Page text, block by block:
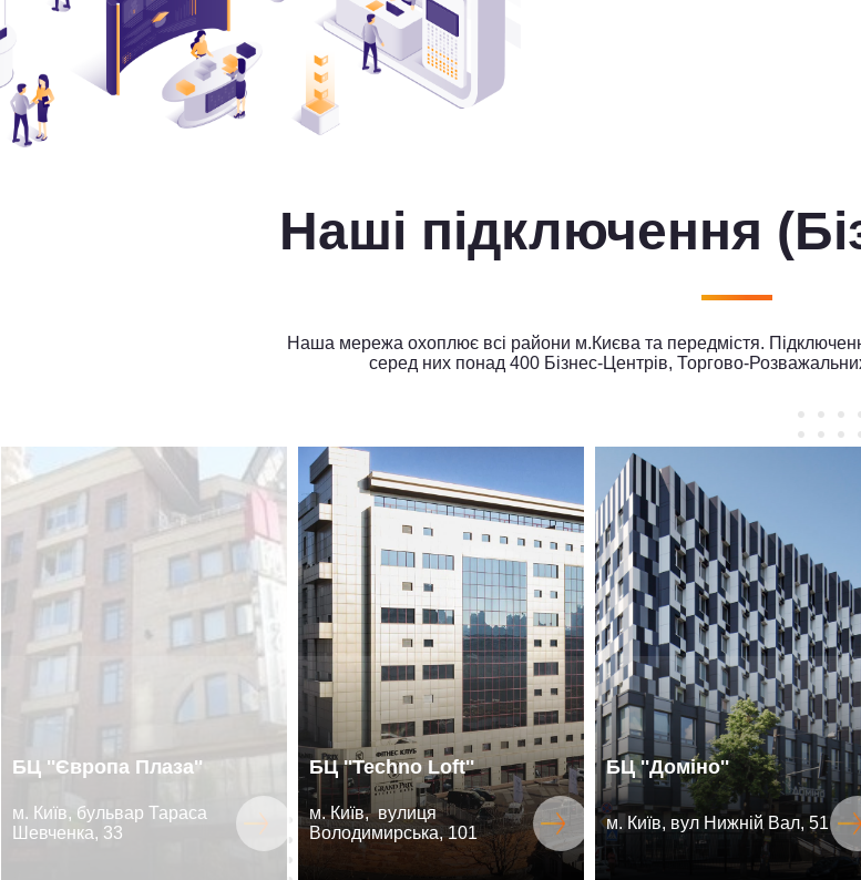
Наші підключення
Наша мережа охоплює всі райони м.Києва та передмістя.
серед них понад 400 Бізнес-Центрів, Торгово-
БЦ ''Європа Плаза''
м. Київ, бульвар Тараса
Шевченка, 33
БЦ ''Techno Loft''
м. Київ, вулиця
Володимирська, 101
БЦ ''Доміно''
м. Київ, вул Нижній Вал, 51